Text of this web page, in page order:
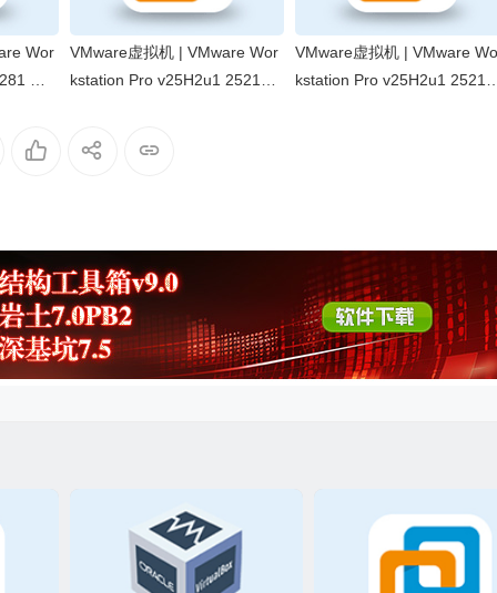
Wor
中
VMware虚拟机 | VMware Wor
kstation Pro v25H2u1 252197
VMware虚拟机 | VMware
kstation Pro v25H2u1